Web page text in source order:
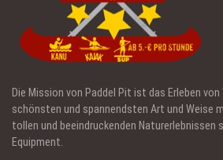
Die Mission von Paddel Pit ist das Erleben
schönsten und spannendsten Art und Weise
tollen und beeindruckenden Naturerlebnissen
Equipment.